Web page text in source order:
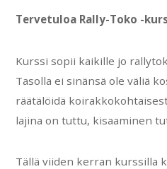
Tervetuloa Rally-Toko -
Kurssi sopii kaikille jo
Tasolla ei sinänsä ole väliä
räätälöidä
lajina on tuttu, kisaaminen
Tällä viiden kerran kurssilla